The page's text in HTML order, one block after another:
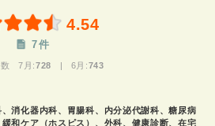
4.54
7件
数 7月:728 | 6月:743
消化器内科、胃腸科、内分泌代謝科、糖尿病
和ケア（ホスピス）、外科、健康診断、在宅